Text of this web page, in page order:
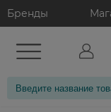
Бренды